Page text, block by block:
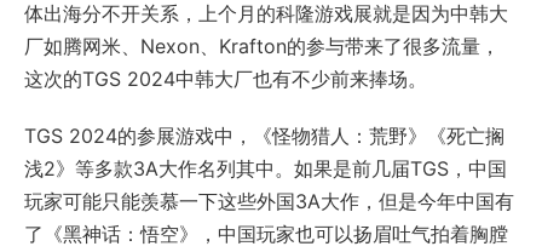
体出海分不开关系，上个月的科隆游戏展就是因为中韩大
厂如腾网米、Nexon、Krafton的参与带来了很多流量，
这次的TGS 2024中韩大厂也有不少前来捧场。
TGS 2024的参展游戏中，《怪物猎人：荒野》《死亡搁
浅2》等多款3A大作名列其中。如果是前几届TGS，中国
玩家可能只能羡慕一下这些外国3A大作，但是今年中国有
了《黑神话：悟空》，中国玩家也可以扬眉吐气拍着胸膛